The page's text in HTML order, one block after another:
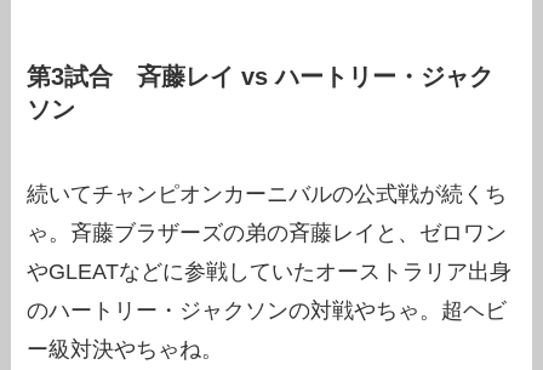
第3試合 斉藤レイ vs ハートリー・ジャク
ソン
続いてチャンピオンカーニバルの公式戦が続くち
ゃ。斉藤ブラザーズの弟の斉藤レイと、ゼロワン
やGLEATなどに参戦していたオーストラリア出身
のハートリー・ジャクソンの対戦やちゃ。超ヘビ
ー級対決やちゃね。